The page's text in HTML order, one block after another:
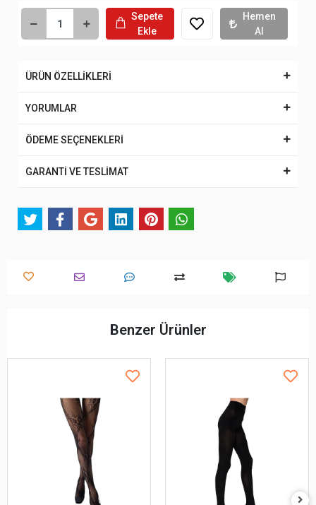
Sepete
Ekle
Hemen
Al
ÜRÜN ÖZELLİKLERİ
YORUMLAR
ÖDEME SEÇENEKLERİ
GARANTİ VE TESLİMAT
Benzer Ürünler